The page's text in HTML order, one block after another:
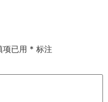
项已用 * 标注